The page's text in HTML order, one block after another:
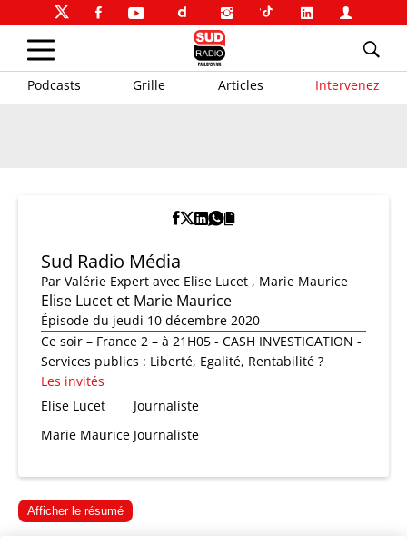
Podcasts Grille Articles Intervenez
Sud Radio Média
Par Valérie Expert avec Elise Lucet , Marie Maurice
Elise Lucet et Marie Maurice
Épisode du jeudi 10 décembre 2020
Ce soir – France 2 – à 21H05 - CASH INVESTIGATION -
Services publics : Liberté, Egalité, Rentabilité ?
Les invités
Elise Lucet
Journaliste
Marie Maurice Journaliste
Afficher le résumé